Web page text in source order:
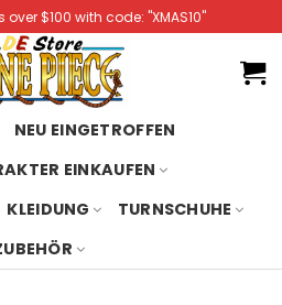
over $100 with code: "XMAS10"
NEU EINGETROFFEN
EINKAUFEN
KLEIDUNG
TURNSCHUHE